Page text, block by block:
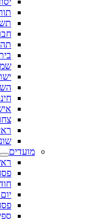
מועדים